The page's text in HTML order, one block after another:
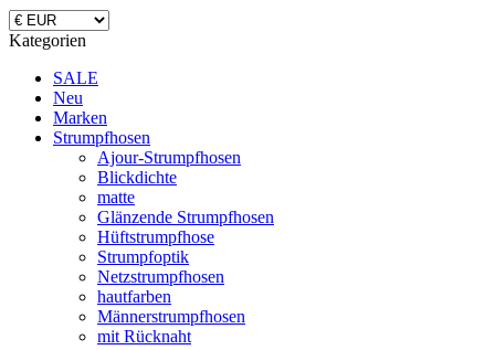
Kategorien
SALE
Neu
Marken
Strumpfhosen
Ajour-Strumpfhosen
Blickdichte
matte
Glänzende Strumpfhosen
Hüftstrumpfhose
Strumpfoptik
Netzstrumpfhosen
hautfarben
Männerstrumpfhosen
mit Rücknaht